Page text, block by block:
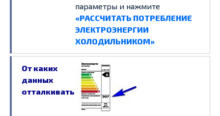
параметры и нажмите
«РАССЧИТАТЬ ПОТРЕБЛЕНИЕ
ЭЛЕКТРОЭНЕРГИИ
ХОЛОДИЛЬНИКОМ»
От каких
данных
отталкиваться?